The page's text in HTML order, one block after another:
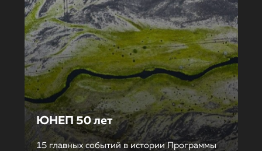
ЮНЕП 50 лет
15 главных событий в истории Программы